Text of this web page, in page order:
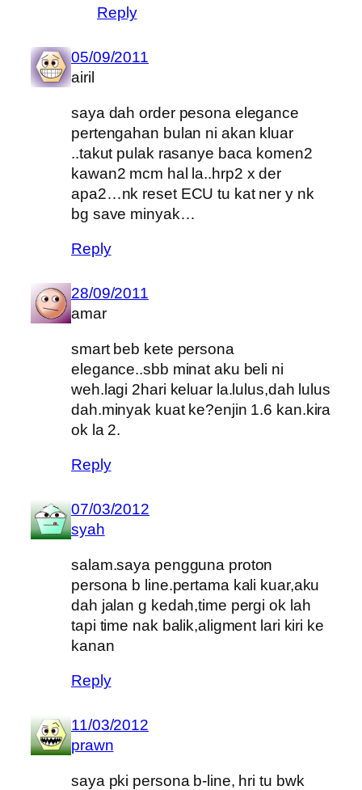
Reply
05/09/2011
airil
saya dah order pesona elegance
pertengahan bulan ni akan kluar
..takut pulak rasanye baca komen2
kawan2 mcm hal la..hrp2 x der
apa2…nk reset ECU tu kat ner y nk
bg save minyak…
Reply
28/09/2011
amar
smart beb kete persona
elegance..sbb minat aku beli ni
weh.lagi 2hari keluar la.lulus,dah lulus
dah.minyak kuat ke?enjin 1.6 kan.kira
ok la 2.
Reply
07/03/2012
syah
salam.saya pengguna proton
persona b line.pertama kali kuar,aku
dah jalan g kedah,time pergi ok lah
tapi time nak balik,aligment lari kiri ke
kanan
Reply
11/03/2012
prawn
saya pki persona b-line, hri tu bwk